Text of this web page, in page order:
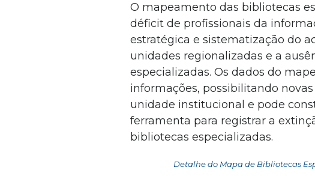
O mapeamento das bibliotecas
déficit de profissionais da
estratégica e sistematização do
unidades regionalizadas e a
especializadas. Os dados do
informações, possibilitando
unidade institucional e pode
ferramenta para registrar a
bibliotecas especializadas.
Detalhe do Mapa de Bibliotecas